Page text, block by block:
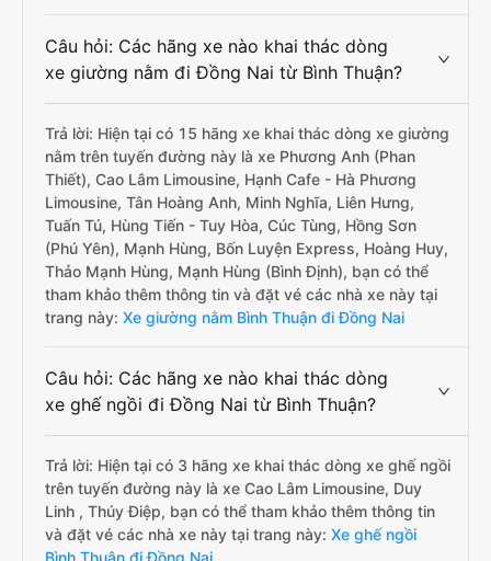
Câu hỏi: Các hãng xe nào khai thác dòng
xe giường nằm đi Đồng Nai từ Bình Thuận?
Trả lời: Hiện tại có 15 hãng xe khai thác dòng xe giường
nằm trên tuyến đường này là xe Phương Anh (Phan
Thiết), Cao Lâm Limousine, Hạnh Cafe - Hà Phương
Limousine, Tân Hoàng Anh, Minh Nghĩa, Liên Hưng,
Tuấn Tú, Hùng Tiến - Tuy Hòa, Cúc Tùng, Hồng Sơn
(Phú Yên), Mạnh Hùng, Bốn Luyện Express, Hoàng Huy,
Thảo Mạnh Hùng, Mạnh Hùng (Bình Định), bạn có thể
tham khảo thêm thông tin và đặt vé các nhà xe này tại
trang này: Xe giường nằm Bình Thuận đi Đồng Nai
Câu hỏi: Các hãng xe nào khai thác dòng
xe ghế ngồi đi Đồng Nai từ Bình Thuận?
Trả lời: Hiện tại có 3 hãng xe khai thác dòng xe ghế ngồi
trên tuyến đường này là xe Cao Lâm Limousine, Duy
Linh , Thúy Điệp, bạn có thể tham khảo thêm thông tin
và đặt vé các nhà xe này tại trang này: Xe ghế ngồi
Bình Thuận đi Đồng Nai